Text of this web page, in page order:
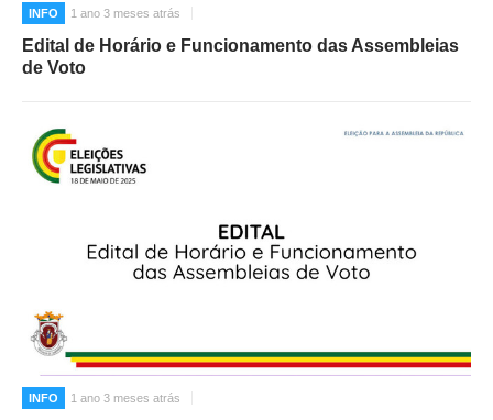
INFO 1 ano 3 meses atrás
Edital de Horário e Funcionamento das Assembleias
de Voto
INFO 1 ano 3 meses atrás